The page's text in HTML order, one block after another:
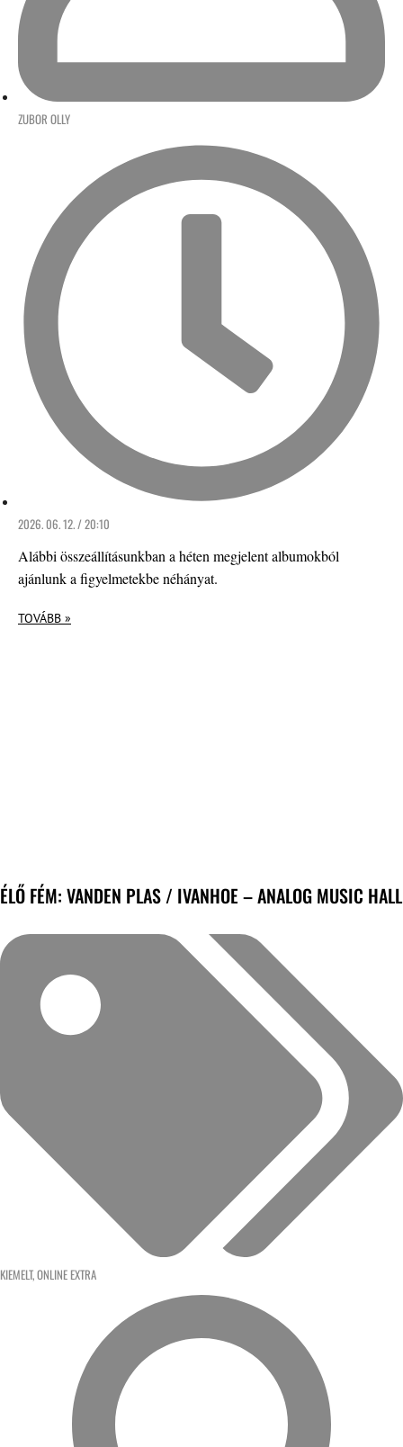
ZUBOR OLLY
2026. 06. 12. / 20:10
Alábbi összeállításunkban a héten megjelent albumokból
ajánlunk a figyelmetekbe néhányat.
TOVÁBB »
ÉLŐ FÉM: VANDEN PLAS / IVANHOE – ANALOG MUSIC HALL
KIEMELT,ONLINE EXTRA